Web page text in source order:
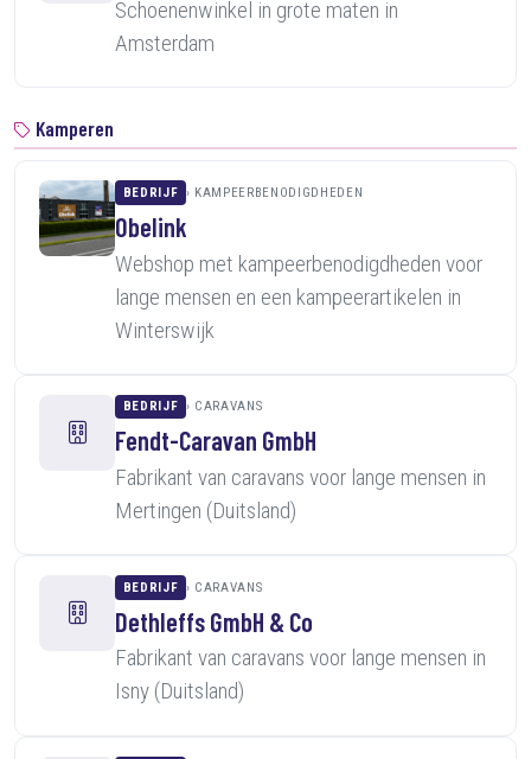
Schoenenwinkel in grote maten in
Amsterdam
Kamperen
BEDRIJF KAMPEERBENODIGDHEDEN
Obelink
Webshop met kampeerbenodigdheden voor
lange mensen en een kampeerartikelen in
Winterswijk
BEDRIJF CARAVANS
Fendt-Caravan GmbH
Fabrikant van caravans voor lange mensen in
Mertingen (Duitsland)
BEDRIJF CARAVANS
Dethleffs GmbH & Co
Fabrikant van caravans voor lange mensen in
Isny (Duitsland)